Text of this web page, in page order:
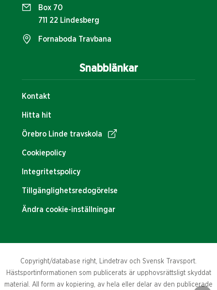
Snabblänkar
Kontakt
Hitta hit
Örebro Linde travskola
Cookiepolicy
Integritetspolicy
Tillgänglighetsredogörelse
Ändra cookie-inställningar
Box 70
711 22 Lindesberg
Fornaboda Travbana
Copyright/database right, Lindetrav och Svensk Travsport.
Hästsportinformationen som publicerats är upphovsrättsligt skyddat
material. All form av kopiering, av hela eller delar av den publicerade